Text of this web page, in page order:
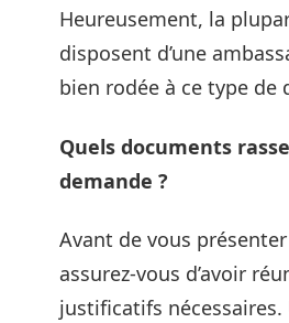
Heureusement, la
disposent d’une
bien rodée à ce type de
Quels documents
demande ?
Avant de vous présenter
assurez-vous d’avoir
justificatifs